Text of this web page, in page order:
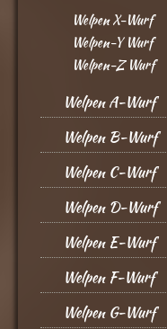
Welpen X-Wurf
Welpen-Y Wurf
Welpen-Z Wurf
Welpen A-Wurf
Welpen B-Wurf
Welpen C-Wurf
Welpen D-Wurf
Welpen E-Wurf
Welpen F-Wurf
Welpen G-Wurf